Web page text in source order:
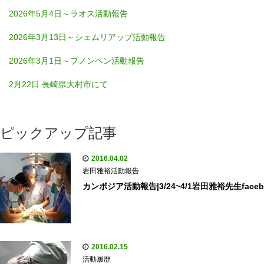
2026年5月4日～ラオス活動報告
2026年3月13日～シェムリアップ活動報告
2026年3月1日～プノンペン活動報告
2月22日 長崎県大村市にて
ピックアップ記事
2016.04.02
岩田雅裕活動報告
カンボジア活動報告|3/24~4/1岩田雅裕先生
2016.02.15
活動履歴